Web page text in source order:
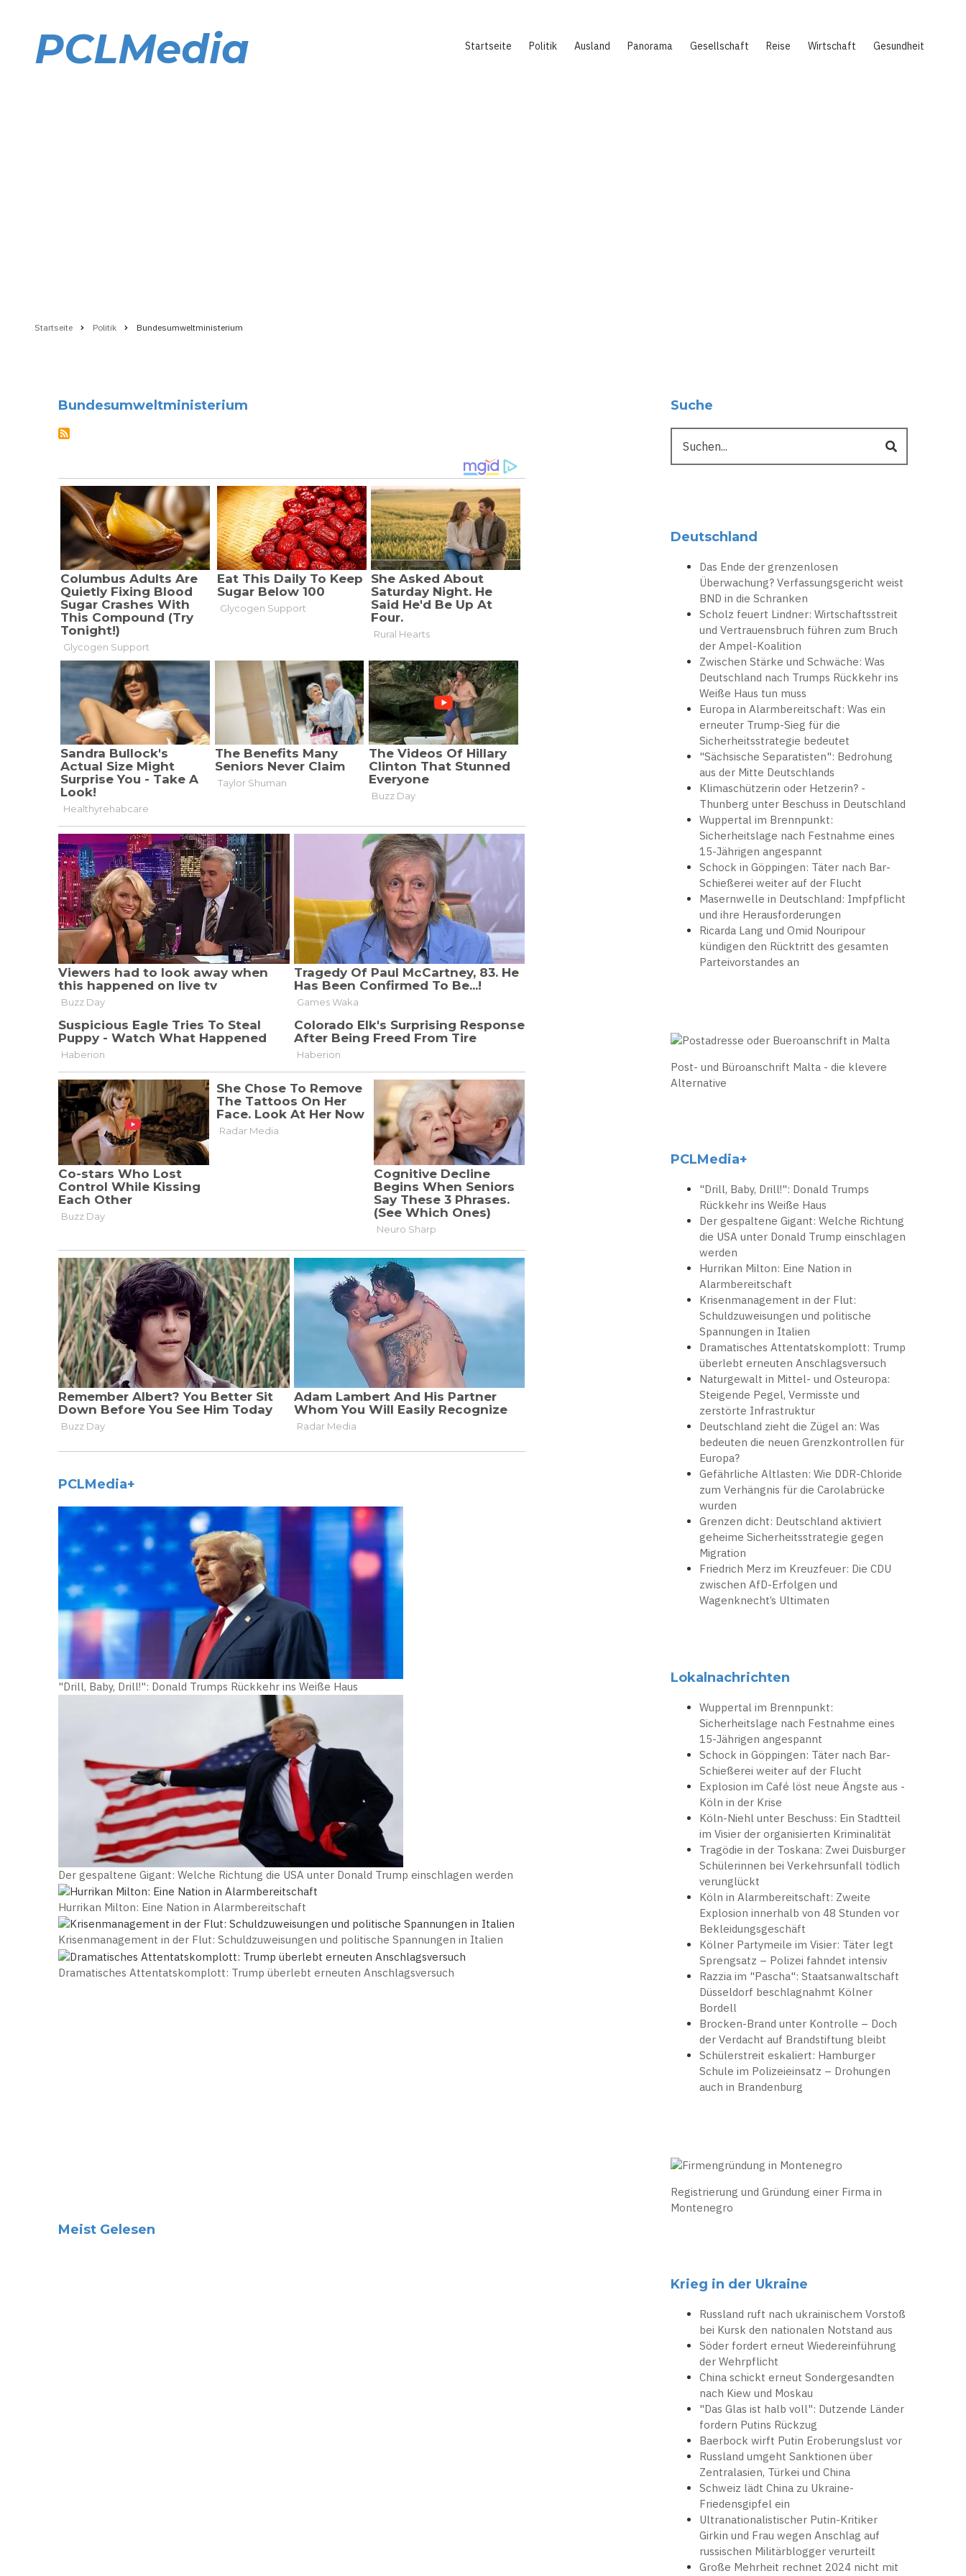
PCLMedia Startseite Politik Ausland Panorama Gesellschaft Reise Wirtschaft Gesundheit
Startseite Politik Bundesumweltministerium
Bundesumweltministerium
PCLMedia+
"Drill, Baby, Drill!": Donald Trumps Rückkehr ins Weiße Haus
Der gespaltene Gigant: Welche Richtung die USA unter Donald Trump einschlagen werden
Hurrikan Milton: Eine Nation in Alarmbereitschaft
Krisenmanagement in der Flut: Schuldzuweisungen und politische Spannungen in Italien
Dramatisches Attentatskomplott: Trump überlebt erneuten Anschlagsversuch
Meist Gelesen
Suche
Deutschland
Das Ende der grenzenlosen
Überwachung? Verfassungsgericht weist
BND in die Schranken
Scholz feuert Lindner: Wirtschaftsstreit
und Vertrauensbruch führen zum Bruch
der Ampel-Koalition
Zwischen Stärke und Schwäche: Was
Deutschland nach Trumps Rückkehr ins
Weiße Haus tun muss
Europa in Alarmbereitschaft: Was ein
erneuter Trump-Sieg für die
Sicherheitsstrategie bedeutet
"Sächsische Separatisten": Bedrohung
aus der Mitte Deutschlands
Klimaschützerin oder Hetzerin? -
Thunberg unter Beschuss in Deutschland
Wuppertal im Brennpunkt:
Sicherheitslage nach Festnahme eines
15-Jährigen angespannt
Schock in Göppingen: Täter nach Bar-
Schießerei weiter auf der Flucht
Masernwelle in Deutschland: Impfpflicht
und ihre Herausforderungen
Ricarda Lang und Omid Nouripour
kündigen den Rücktritt des gesamten
Parteivorstandes an
Post- und Büroanschrift Malta - die klevere
Alternative
PCLMedia+
"Drill, Baby, Drill!": Donald Trumps
Rückkehr ins Weiße Haus
Der gespaltene Gigant: Welche Richtung
die USA unter Donald Trump einschlagen
werden
Hurrikan Milton: Eine Nation in
Alarmbereitschaft
Krisenmanagement in der Flut:
Schuldzuweisungen und politische
Spannungen in Italien
Dramatisches Attentatskomplott: Trump
überlebt erneuten Anschlagsversuch
Naturgewalt in Mittel- und Osteuropa:
Steigende Pegel, Vermisste und
zerstörte Infrastruktur
Deutschland zieht die Zügel an: Was
bedeuten die neuen Grenzkontrollen für
Europa?
Gefährliche Altlasten: Wie DDR-Chloride
zum Verhängnis für die Carolabrücke
wurden
Grenzen dicht: Deutschland aktiviert
geheime Sicherheitsstrategie gegen
Migration
Friedrich Merz im Kreuzfeuer: Die CDU
zwischen AfD-Erfolgen und
Wagenknecht’s Ultimaten
Lokalnachrichten
Wuppertal im Brennpunkt:
Sicherheitslage nach Festnahme eines
15-Jährigen angespannt
Schock in Göppingen: Täter nach Bar-
Schießerei weiter auf der Flucht
Explosion im Café löst neue Ängste aus -
Köln in der Krise
Köln-Niehl unter Beschuss: Ein Stadtteil
im Visier der organisierten Kriminalität
Tragödie in der Toskana: Zwei Duisburger
Schülerinnen bei Verkehrsunfall tödlich
verunglückt
Köln in Alarmbereitschaft: Zweite
Explosion innerhalb von 48 Stunden vor
Bekleidungsgeschäft
Kölner Partymeile im Visier: Täter legt
Sprengsatz – Polizei fahndet intensiv
Razzia im "Pascha": Staatsanwaltschaft
Düsseldorf beschlagnahmt Kölner
Bordell
Brocken-Brand unter Kontrolle – Doch
der Verdacht auf Brandstiftung bleibt
Schülerstreit eskaliert: Hamburger
Schule im Polizeieinsatz – Drohungen
auch in Brandenburg
Registrierung und Gründung einer Firma in
Montenegro
Krieg in der Ukraine
Russland ruft nach ukrainischem Vorstoß
bei Kursk den nationalen Notstand aus
Söder fordert erneut Wiedereinführung
der Wehrpflicht
China schickt erneut Sondergesandten
nach Kiew und Moskau
"Das Glas ist halb voll": Dutzende Länder
fordern Putins Rückzug
Baerbock wirft Putin Eroberungslust vor
Russland umgeht Sanktionen über
Zentralasien, Türkei und China
Schweiz lädt China zu Ukraine-
Friedensgipfel ein
Ultranationalistischer Putin-Kritiker
Girkin und Frau wegen Anschlag auf
russischen Militärblogger verurteilt
Große Mehrheit rechnet 2024 nicht mit